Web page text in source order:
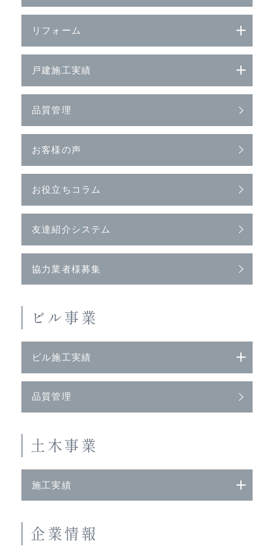
リフォーム
戸建施工実績
品質管理
お客様の声
お役立ちコラム
友達紹介システム
協力業者様募集
ビル事業
ビル施工実績
品質管理
土木事業
施工実績
企業情報